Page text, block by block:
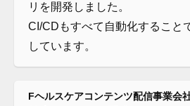
リを開発しました。
CI/CDもすべて自動化すること
しています。
Fヘルスケアコンテンツ配信事業会